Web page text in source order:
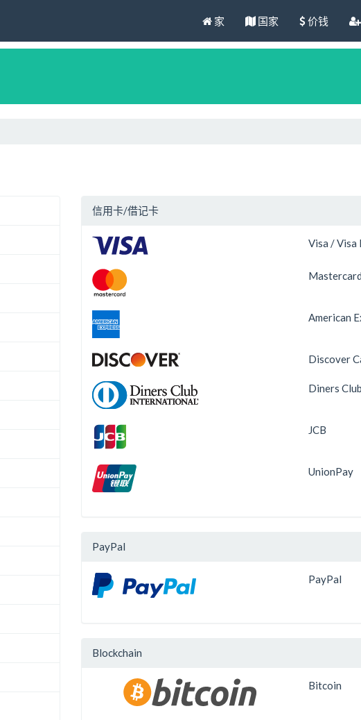
家 国家 价钱
信用卡/借记卡
Visa / Visa
American
Discover
Diners Club
JCB
UnionPay
PayPal
PayPal
Blockchain
Bitcoin